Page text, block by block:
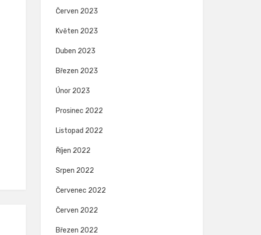
Červen 2023
Květen 2023
Duben 2023
Březen 2023
Únor 2023
Prosinec 2022
Listopad 2022
Říjen 2022
Srpen 2022
Červenec 2022
Červen 2022
Březen 2022